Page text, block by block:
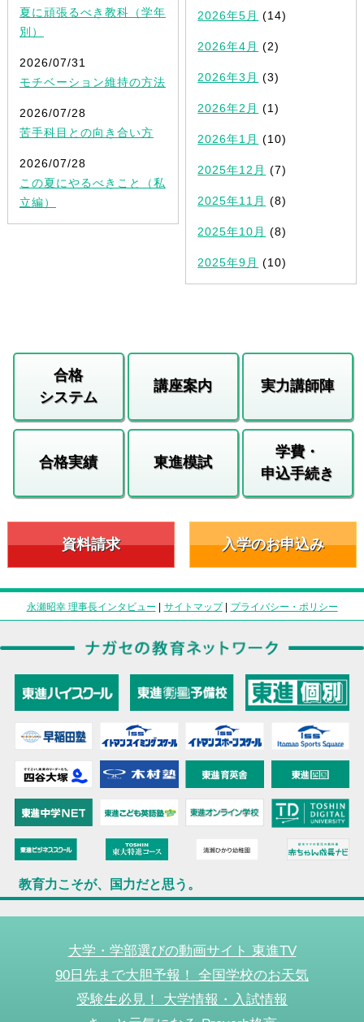
夏に頑張るべき教科（学年
別）
2026/07/31
モチベーション維持の方法
2026/07/28
苦手科目との向き合い方
2026/07/28
この夏にやるべきこと（私
立編）
2026年5月 (14)
2026年4月 (2)
2026年3月 (3)
2026年2月 (1)
2026年1月 (10)
2025年12月 (7)
2025年11月 (8)
2025年10月 (8)
2025年9月 (10)
合格
システム
講座案内 実力講師陣
合格実績 東進模試
学費・
申込手続き
資料請求 入学のお申込み
永瀬昭幸 理事長インタビュー | サイトマップ| プライバシー・ポリシー
教育力こそが、国力だと思う。
大学・学部選びの動画サイト 東進TV
90日先まで大胆予報！ 全国学校のお天気
受験生必見！ 大学情報・入試情報